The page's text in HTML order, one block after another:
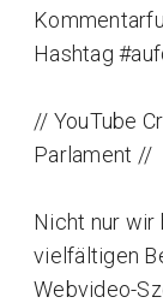
Hashtag
// YouTube
Parlament //
Nicht nur wir
vielfältigen
Webvideo-